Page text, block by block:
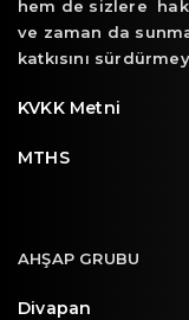
hem de sizlere
ve zaman da
katkısını
KVKK Metni
MTHS
AHŞAP GRUBU
Divapan